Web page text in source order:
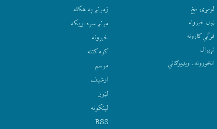
لومړۍ مخ
ټول خبرونه
قرآني کارونه
نړيوال
انځورونه ـ ویډیوګانې
زمونږ په هکله
مونږ سره اړيکه
‫خبرونه
کره کتنه
موسم
ارشيف
لټون
لينکونه
RSS